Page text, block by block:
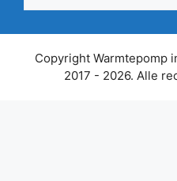
Copyright Warmtepomp
2017 - 2026. Alle